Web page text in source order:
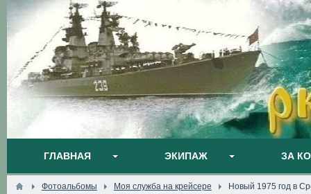
ГЛАВНАЯ ЭКИПАЖ ЗА
Фотоальбомы Моя служба на крейсере Новый 1975 год в